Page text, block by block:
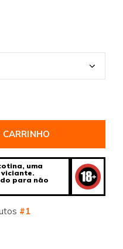
uma
para não
#1